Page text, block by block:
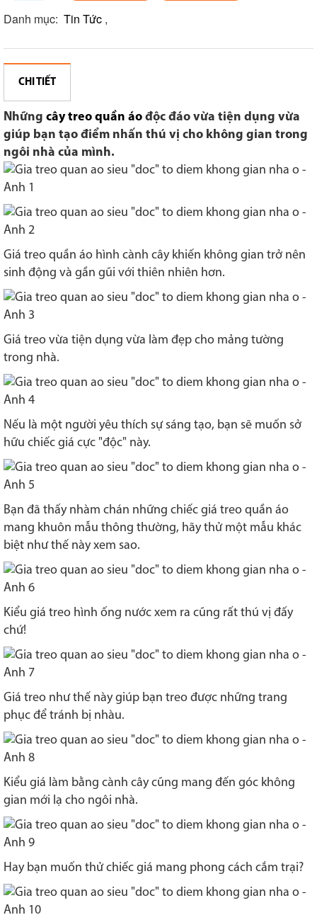
Danh mục: Tin Tức ,
CHI TIẾT
Những cây treo quần áo độc đáo vừa tiện dụng vừa
giúp bạn tạo điểm nhấn thú vị cho không gian trong
ngôi nhà của mình.
Giá treo quần áo hình cành cây khiến không gian trở nên
sinh động và gần gũi với thiên nhiên hơn.
Giá treo vừa tiện dụng vừa làm đẹp cho mảng tường
trong nhà.
Nếu là một người yêu thích sự sáng tạo, bạn sẽ muốn sở
hữu chiếc giá cực "độc" này.
Bạn đã thấy nhàm chán những chiếc giá treo quần áo
mang khuôn mẫu thông thường, hãy thử một mẫu khác
biệt như thế này xem sao.
Kiểu giá treo hình ống nước xem ra cũng rất thú vị đấy
chứ!
Giá treo như thế này giúp bạn treo được những trang
phục để tránh bị nhàu.
Kiểu giá làm bằng cành cây cũng mang đến góc không
gian mới lạ cho ngôi nhà.
Hay bạn muốn thử chiếc giá mang phong cách cắm trại?